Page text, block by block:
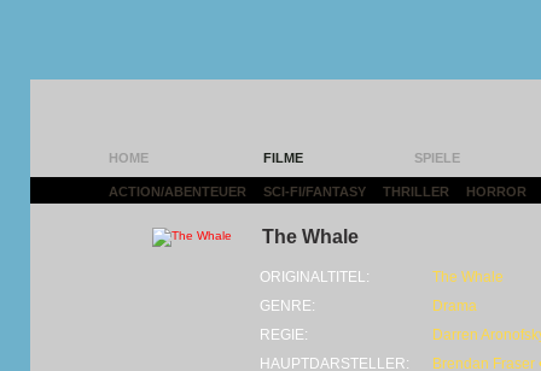
HOME FILME SPIELE
ACTION/ABENTEUER SCI-FI/FANTASY THRILLER HORROR
The Whale
ORIGINALTITEL:
The Whale
GENRE:
Drama
REGIE:
Darren
HAUPTDARSTELLER:
Brendan Fraser